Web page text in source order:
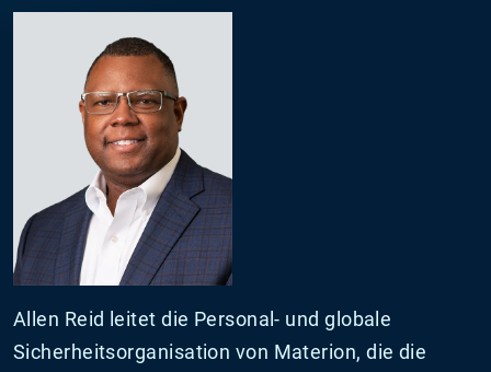
Allen Reid leitet die Personal- und globale
Sicherheitsorganisation von Materion, die die